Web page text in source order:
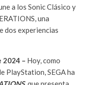
a los Sonic Clásico y
una
dos experiencias
2024 – Hoy, como
PlayStation, SEGA ha